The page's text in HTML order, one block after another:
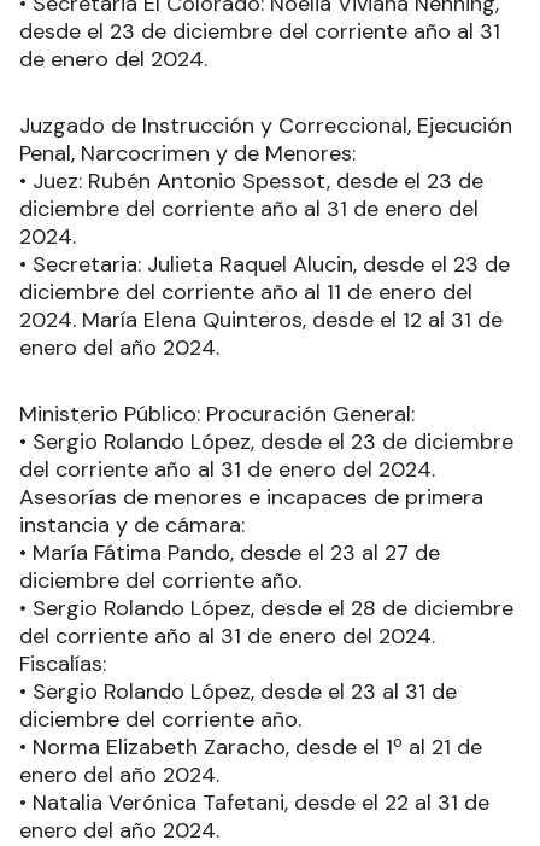
desde el 23 de diciembre del corriente año al 31
de enero del 2024.
Juzgado de Instrucción y Correccional, Ejecución
Penal, Narcocrimen y de Menores:
• Juez: Rubén Antonio Spessot, desde el 23 de
diciembre del corriente año al 31 de enero del
2024.
• Secretaria: Julieta Raquel Alucin, desde el 23 de
diciembre del corriente año al 11 de enero del
2024. María Elena Quinteros, desde el 12 al 31 de
enero del año 2024.
Ministerio Público: Procuración General:
• Sergio Rolando López, desde el 23 de diciembre
del corriente año al 31 de enero del 2024.
Asesorías de menores e incapaces de primera
instancia y de cámara:
• María Fátima Pando, desde el 23 al 27 de
diciembre del corriente año.
• Sergio Rolando López, desde el 28 de diciembre
del corriente año al 31 de enero del 2024.
Fiscalías:
• Sergio Rolando López, desde el 23 al 31 de
diciembre del corriente año.
• Norma Elizabeth Zaracho, desde el 1º al 21 de
enero del año 2024.
• Natalia Verónica Tafetani, desde el 22 al 31 de
enero del año 2024.